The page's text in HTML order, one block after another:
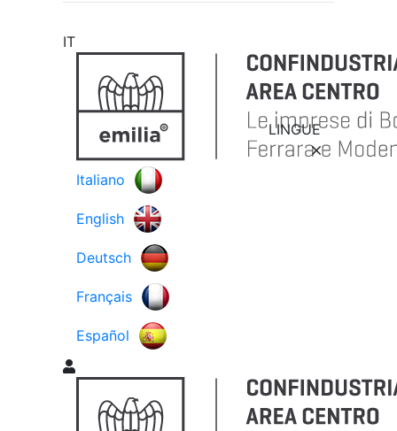
IT
LINGUE
Italiano
English
Deutsch
Français
Español